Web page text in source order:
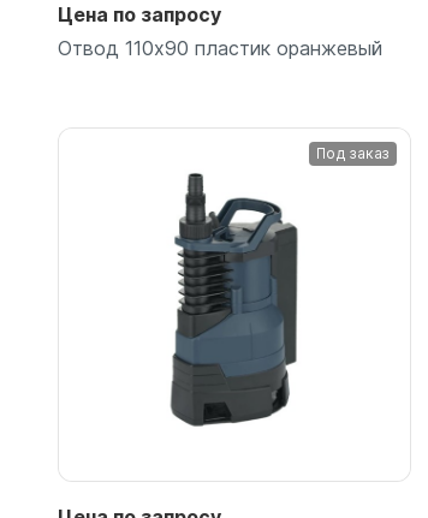
Подробнее
Цена по запросу
Отвод 110х90 пластик оранжевый
Под заказ